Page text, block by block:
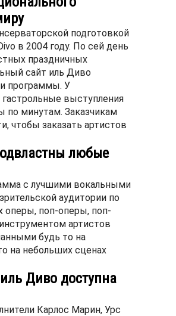
подготовкой
в 2004 году. По сей день
праздничных
сайт иль Диво
программы. У
выступления
по минутам. Заказчикам
чтобы заказать артистов
любые
с лучшими вокальными
аудитории по
оперы, поп-оперы, поп-
артистов
будь то на
на небольших сценах
Диво доступна
Карлос Марин, Урс